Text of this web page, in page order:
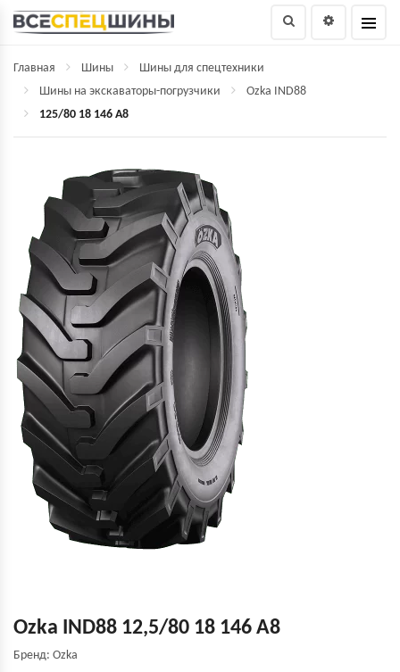
Главная Шины
Шины для спецтехники
Шины на экскаваторы-погрузчики
Ozka IND88
125/80 18 146 A8
Ozka IND88 12,5/80 18 146 A8
Бренд: Ozka